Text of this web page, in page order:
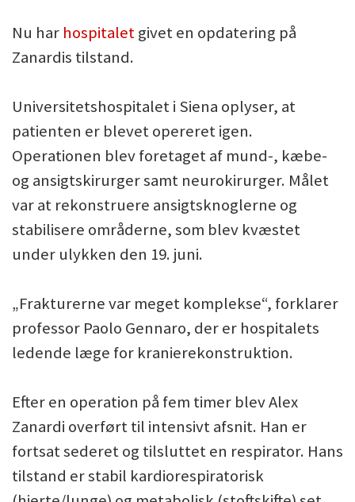
Nu har hospitaletgivet en opdatering på
Zanardis tilstand.
Universitetshospitalet i Siena oplyser, at
patienten er blevet opereret igen.
Operationen blev foretaget af mund-, kæbe-
og ansigtskirurger samt neurokirurger. Målet
var at rekonstruere ansigtsknoglerne og
stabilisere områderne, som blev kvæstet
under ulykken den 19. juni.
„Frakturerne var meget komplekse“, forklarer
professor Paolo Gennaro, der er hospitalets
ledende læge for kranierekonstruktion.
Efter en operation på fem timer blev Alex
Zanardi overført til intensivt afsnit. Han er
fortsat sederet og tilsluttet en respirator. Hans
tilstand er stabil kardiorespiratorisk